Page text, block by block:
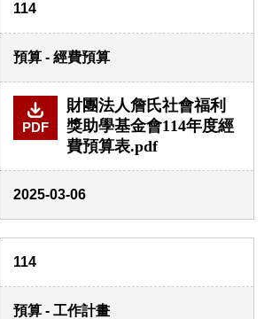
114
預算 - 經費預算
PDF
財團法人詹氏社會福利
獎助學基金會114年度經
費預算表.pdf
2025-03-06
114
預算 - 工作計畫